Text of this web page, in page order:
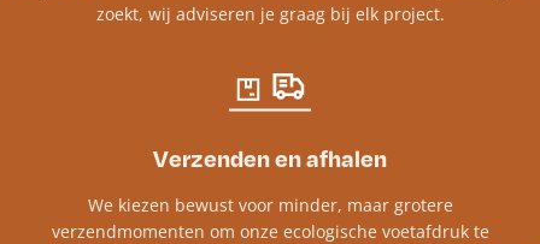
zoekt, wij adviseren je graag bij elk project.​
Verzenden en afhalen
We kiezen bewust voor minder, maar grotere
verzendmomenten om onze ecologische voetafdruk te